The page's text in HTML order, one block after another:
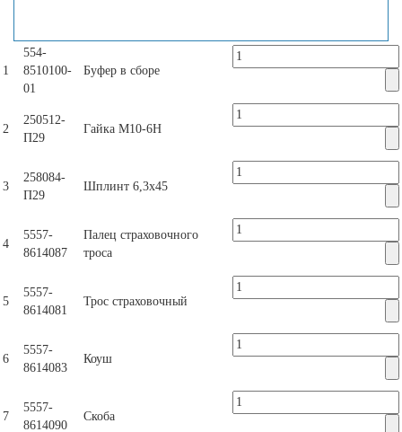
1
554-
8510100-
01
Буфер в сборе
2
250512-
П29
Гайка М10-6Н
3
258084-
П29
Шплинт 6,3х45
4
5557-
8614087
Палец страховочного
троса
5
5557-
8614081
Трос страховочный
6
5557-
8614083
Коуш
7
5557-
8614090
Скоба